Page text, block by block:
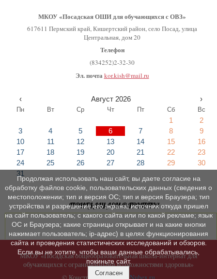
МКОУ «Посадская ОШИ для обучающихся с ОВЗ»
617611 Пермский край, Кишертский район, село Посад, улица
Центральная, дом 20
Телефон
(834252)2-32-30
Эл. почта kor.kish@mail.ru
‹ Август 2026 ›
Пн Вт Ср Чт Пт Сб Вс
1
2
3
4 5 6 7 8
9
10
11 12 13 14 15
16
17
18 19 20 21 22
23
24
25 26 27 28 29
30
31
ПРИГЛАШАЕМ В ГРУППУ!
МКОУ «Посадская общеобразовательная школа-интернат для
обучающихся с ограниченными возможностями здоровья»
© Конструктор сайтов Nubex.ru
Продолжая использовать наш сайт, вы даете согласие на
обработку файлов cookie, пользовательских данных (сведения о
местоположении; тип и версия ОС; тип и версия Браузера; тип
устройства и разрешение его экрана; источник откуда пришел
на сайт пользователь; с какого сайта или по какой рекламе; язык
ОС и Браузера; какие страницы открывает и на какие кнопки
нажимает пользователь; ip-адрес) в целях функционирования
сайта и проведения статистических исследований и обзоров.
Если вы не хотите, чтобы ваши данные обрабатывались,
покиньте сайт.
Согласен